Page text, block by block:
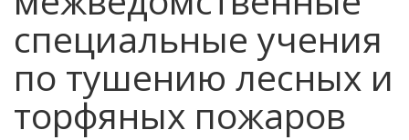
специальные учения
по тушению лесных и
торфяных пожаров